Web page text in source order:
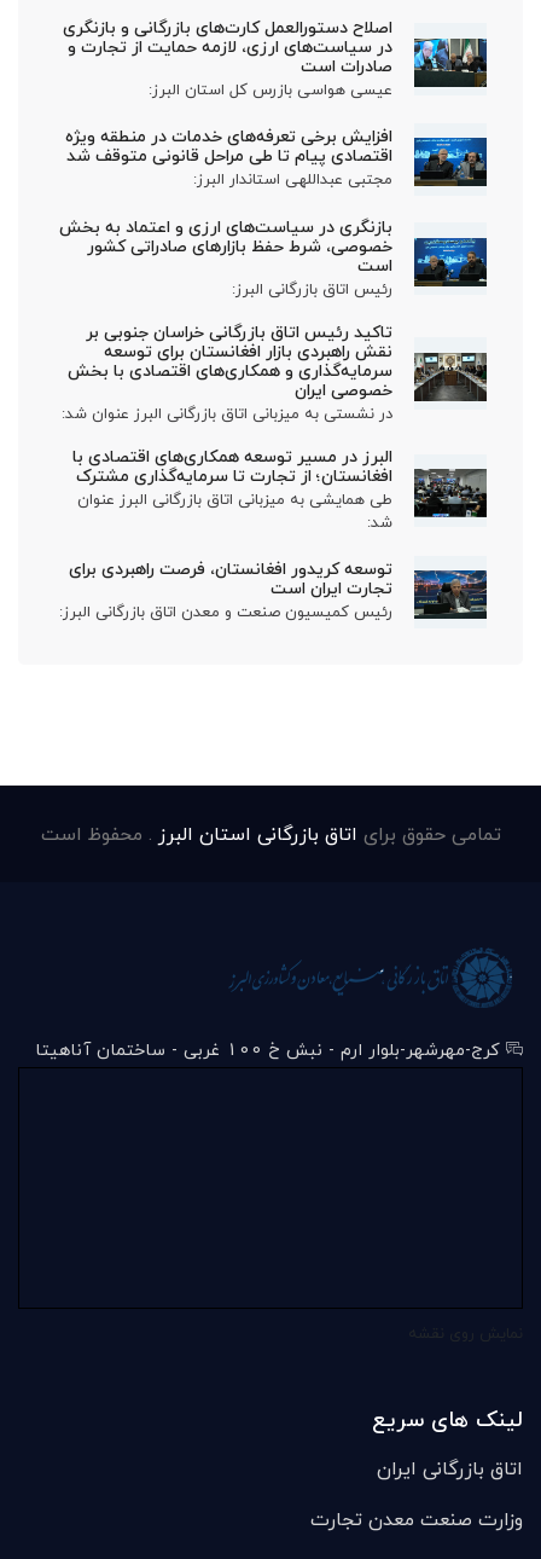
اصلاح دستورالعمل کارت‌های بازرگانی و بازنگری
در سیاست‌های ارزی، لازمه حمایت از تجارت و
صادرات است
عیسی هواسی بازرس کل استان البرز:
افزایش برخی تعرفه‌های خدمات در منطقه ویژه
اقتصادی پیام تا طی مراحل قانونی متوقف شد
مجتبی عبداللهی استاندار البرز:
بازنگری در سیاست‌های ارزی و اعتماد به بخش
خصوصی، شرط حفظ بازارهای صادراتی کشور
است
رئیس اتاق بازرگانی البرز:
تاکید رئیس اتاق بازرگانی خراسان جنوبی بر
نقش راهبردی بازار افغانستان برای توسعه
سرمایه‌گذاری و همکاری‌های اقتصادی با بخش
خصوصی ایران
در نشستی به میزبانی اتاق بازرگانی البرز عنوان شد:
البرز در مسیر توسعه همکاری‌های اقتصادی با
افغانستان؛ از تجارت تا سرمایه‌گذاری مشترک
طی همایشی به میزبانی اتاق بازرگانی البرز عنوان
شد:
توسعه کریدور افغانستان، فرصت راهبردی برای
تجارت ایران است
رئیس کمیسیون صنعت و معدن اتاق بازرگانی البرز:
تمامی حقوق برای اتاق بازرگانی استان البرز . محفوظ است
کرج-مهرشهر-بلوار ارم - نبش خ 100 غربی - ساختمان آناهیتا
لینک های سریع
اتاق بازرگانی ایران
وزارت صنعت معدن تجارت